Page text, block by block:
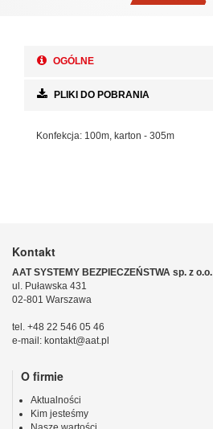
OGÓLNE
PLIKI DO POBRANIA
Konfekcja: 100m, karton - 305m
Kontakt
AAT SYSTEMY BEZPIECZEŃSTWA sp. z o.o.
ul. Puławska 431
02-801 Warszawa
tel. +48 22 546 05 46
e-mail: kontakt@aat.pl
O firmie
Aktualności
Kim jesteśmy